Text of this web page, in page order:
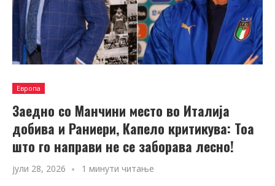
Европа
Заедно со Манчини место во Италија
добива и Раниери, Капело критикува: Тоа
што го направи не се заборава лесно!
јули 28, 2026 1 минути читање